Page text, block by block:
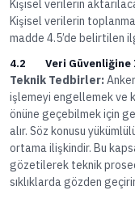
Kişisel verilerin
Kişisel verilerin
madde 4.5’de belirtilen
4.2 Veri Güvenliğine
Teknik Tedbirler:
işlemeyi engellemek ve
önüne geçebilmek için
alır. Söz konusu
ortama ilişkindir. Bu
gözetilerek teknik
sıklıklarda gözden